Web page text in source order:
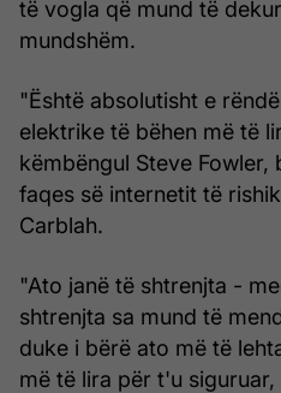
të vogla që mund të
mundshëm.
"Është absolutisht e
elektrike të bëhen më të
këmbëngul Steve Fowler,
faqes së internetit të
Carblah.
"Ato janë të shtrenjta -
shtrenjta sa mund të
duke i bërë ato më të
më të lira për t'u